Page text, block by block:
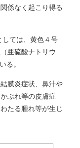
係なく起こり得る
しては、黄色４号
亜硫酸ナトリウ
る。
膜炎症状、鼻汁や
ぶれ等の皮膚症
たる腫れ等が生じ